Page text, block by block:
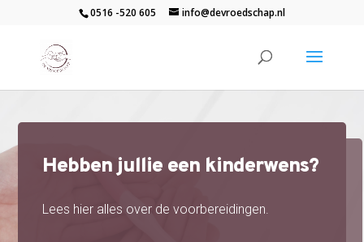
0516 -520 605 info@devroedschap.nl
Hebben jullie een kinderwens?
Lees hier alles over de voorbereidingen.